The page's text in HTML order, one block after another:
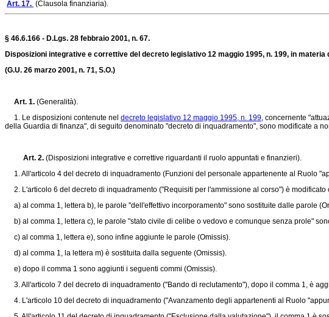
Art. 17. (Clausola finanziaria).
§ 46.6.166 - D.Lgs. 28 febbraio 2001, n. 67.
Disposizioni integrative e correttive del decreto legislativo 12 maggio 1995, n. 199, in
(G.U. 26 marzo 2001, n. 71, S.O.)
Art. 1. (Generalità).
1. Le disposizioni contenute nel decreto legislativo 12 maggio 1995, n. 199, concernente
della Guardia di finanza", di seguito denominato "decreto di inquadramento", sono modificate a
Art. 2. (Disposizioni integrative e correttive riguardanti il ruolo appuntati e finanzieri).
1. All'articolo 4 del decreto di inquadramento (Funzioni del personale appartenente al Ruolo
2. L'articolo 6 del decreto di inquadramento ("Requisiti per l'ammissione al corso") è modificato
a) al comma 1, lettera b), le parole "dell'effettivo incorporamento" sono sostituite dalle parole
b) al comma 1, lettera c), le parole "stato civile di celibe o vedovo e comunque senza prole"
c) al comma 1, lettera e), sono infine aggiunte le parole (Omissis).
d) al comma 1, la lettera m) è sostituita dalla seguente (Omissis).
e) dopo il comma 1 sono aggiunti i seguenti commi (Omissis).
3. All'articolo 7 del decreto di inquadramento ("Bando di reclutamento"), dopo il comma 1, è
4. L'articolo 10 del decreto di inquadramento ("Avanzamento degli appartenenti al Ruolo